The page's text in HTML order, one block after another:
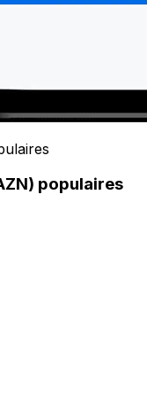
populaires